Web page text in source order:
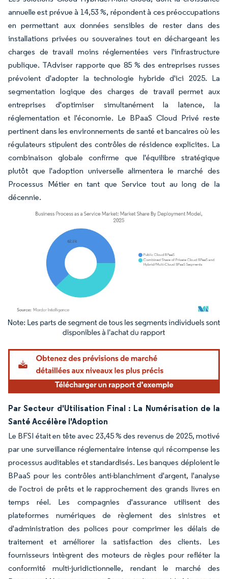
annuelle est prévue à 14,53 %, répondent à ces préoccupations
en permettant aux données sensibles de rester dans des
installations privées ou souveraines tout en déchargeant les
charges de travail moins réglementées vers l'infrastructure
publique. TAdviser rapporte que 85 % des entreprises russes
prévoient d'adopter la technologie hybride d'ici 2025. La
segmentation logique des charges de travail permet aux
entreprises d'optimiser simultanément la latence, la
réglementation et l'économie. Le BPaaS Cloud Privé reste
pertinent dans les environnements de santé et bancaires où les
régulateurs stipulent des contrôles de résidence explicites. La
combinaison globale confirme que l'équilibre stratégique
plutôt que l'adoption universelle alimentera le marché des
Processus Métier en tant que Service tout au long de la
décennie.
Image © Mordor Intelligence. La réutilisation nécessite une attribution sous CC BY
Par Secteur d'Utilisation Final : La Numérisation de la
Santé Accélère l'Adoption
Le BFSI était en tête avec 23,45 % des revenus de 2025, motivé
par une surveillance réglementaire intense qui récompense les
processus auditables et standardisés. Les banques déploient le
BPaaS pour les contrôles anti-blanchiment d'argent, l'analyse
de l'octroi de prêts et le rapprochement des grands livres en
temps réel. Les compagnies d'assurance utilisent des
plateformes numériques de règlement des sinistres et
d'administration des polices pour comprimer les délais de
traitement et améliorer la satisfaction des clients. Les
fournisseurs intègrent des moteurs de règles pour refléter la
conformité multi-juridictionnelle, rendant le marché des